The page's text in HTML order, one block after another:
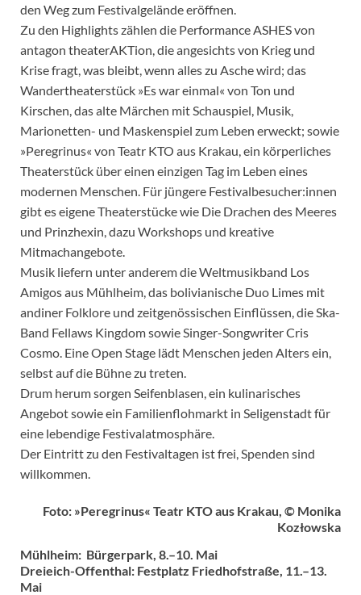
den Weg zum Festivalgelände eröffnen.
Zu den Highlights zählen die Performance ASHES von
antagon theaterAKTion, die angesichts von Krieg und
Krise fragt, was bleibt, wenn alles zu Asche wird; das
Wandertheaterstück »Es war einmal« von Ton und
Kirschen, das alte Märchen mit Schauspiel, Musik,
Marionetten- und Maskenspiel zum Leben erweckt; sowie
»Peregrinus« von Teatr KTO aus Krakau, ein körperliches
Theaterstück über einen einzigen Tag im Leben eines
modernen Menschen. Für jüngere Festivalbesucher:innen
gibt es eigene Theaterstücke wie Die Drachen des Meeres
und Prinzhexin, dazu Workshops und kreative
Mitmachangebote.
Musik liefern unter anderem die Weltmusikband Los
Amigos aus Mühlheim, das bolivianische Duo Limes mit
andiner Folklore und zeitgenössischen Einflüssen, die Ska-
Band Fellaws Kingdom sowie Singer-Songwriter Cris
Cosmo. Eine Open Stage lädt Menschen jeden Alters ein,
selbst auf die Bühne zu treten.
Drum herum sorgen Seifenblasen, ein kulinarisches
Angebot sowie ein Familienflohmarkt in Seligenstadt für
eine lebendige Festivalatmosphäre.
Der Eintritt zu den Festivaltagen ist frei, Spenden sind
willkommen.
Foto: »Peregrinus« Teatr KTO aus Krakau, © Monika
Kozłowska
Mühlheim: Bürgerpark, 8.–10. Mai
Dreieich-Offenthal: Festplatz Friedhofstraße, 11.–13.
Mai